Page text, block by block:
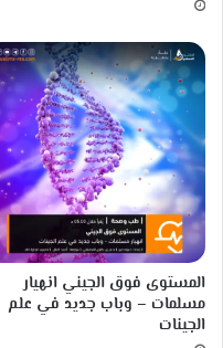
المستوى فوق الجيني انهيار
مسلمات – وباب جديد في علم
الجينات